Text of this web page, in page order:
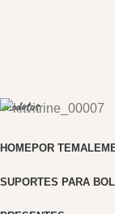
Produtos
HOMEPOR TEMA
SUPORTES PARA